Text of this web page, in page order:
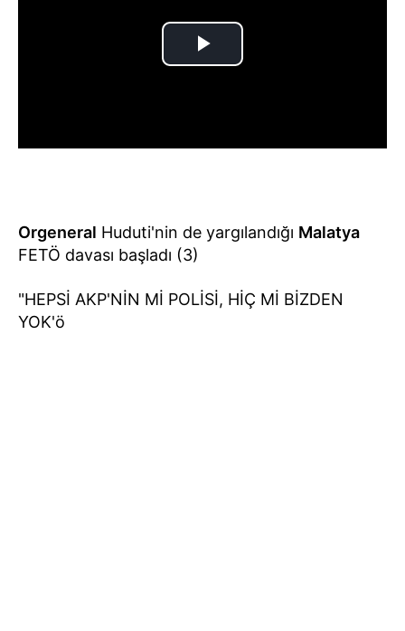
Orgeneral Huduti'nin de yargılandığı Malatya
FETÖ davası başladı (3)
"HEPSİ AKP'NİN Mİ POLİSİ, HİÇ Mİ BİZDEN
YOK'ö